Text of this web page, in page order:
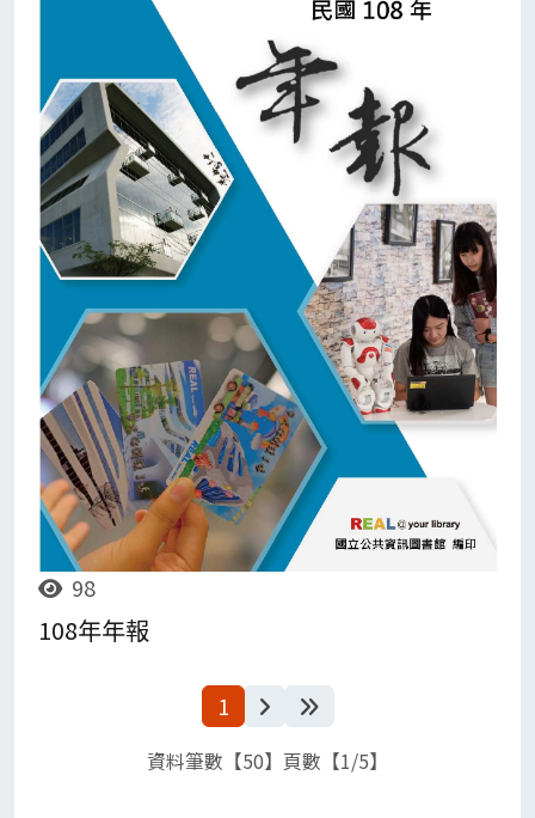
98
108年年報
1 下一頁最後一頁
資料筆數【50】頁數【1/5】